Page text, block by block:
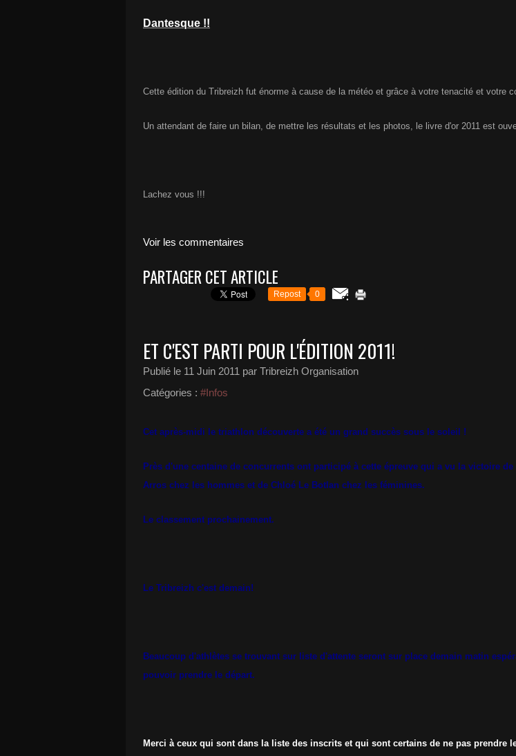
Dantesque !!
Cette édition du Tribreizh fut énorme à cause de la météo et grâce à votre tenacité et votre
Un attendant de faire un bilan, de mettre les résultats et les photos, le livre d'or 2011 est
Lachez vous !!!
Voir les commentaires
PARTAGER CET ARTICLE
Repost 0
ET C'EST PARTI POUR L'ÉDITION 2011!
Publié le 11 Juin 2011 par Tribreizh Organisation
Catégories : #Infos
Cet après-midi le triathlon découverte a été un grand succès sous le soleil !
Près d'une centaine de concurrents ont participé à cette épreuve qui a vu la victoire de
Arros chez les hommes et de Chloé Le Botlan chez les féminines.
Le classement prochainement.
Le Tribreizh c'est demain!
Beaucoup d'athlètes se trouvant sur liste d'attente seront sur place demain matin
pouvoir prendre le départ.
Merci à ceux qui sont dans la liste des inscrits et qui sont certains de ne pas prendre